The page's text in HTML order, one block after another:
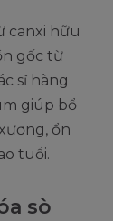
canxi hữu
gốc từ
sĩ hàng
giúp bổ
ổn
tuổi.
sò